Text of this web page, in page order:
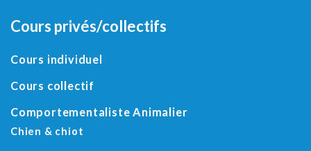
Cours privés/collectifs
Cours individuel
Cours collectif
Comportementaliste Animalier
Chien & chiot